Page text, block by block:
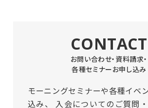
CONTACT
お問い合わせ・資料請求・
各種セミナーお申し込み
モーニングセミナーや各種イベ
込み、
入会についてのご質問